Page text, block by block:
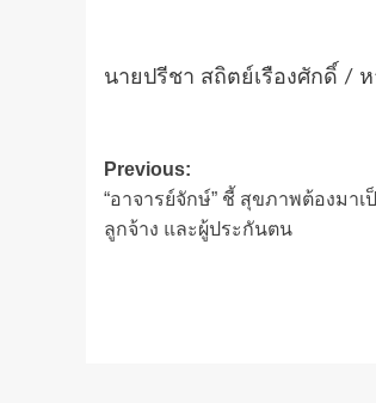
นายปรีชา สถิตย์เรืองศักดิ์ /
Post
navigation
Previous:
“อาจารย์จักษ์” ชี้ สุขภาพต้องมา
ลูกจ้าง และผู้ประกันตน